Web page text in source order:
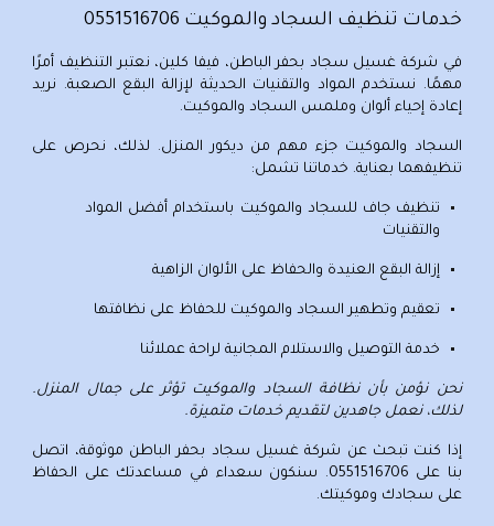
خدمات تنظيف السجاد والموكيت 0551516706
في شركة غسيل سجاد بحفر الباطن، فيفا كلين، نعتبر التنظيف أمرًا
مهمًا. نستخدم المواد والتقنيات الحديثة لإزالة البقع الصعبة. نريد
إعادة إحياء ألوان وملمس السجاد والموكيت.
السجاد والموكيت جزء مهم من ديكور المنزل. لذلك، نحرص على
تنظيفهما بعناية. خدماتنا تشمل:
تنظيف جاف للسجاد والموكيت باستخدام أفضل المواد
والتقنيات
إزالة البقع العنيدة والحفاظ على الألوان الزاهية
تعقيم وتطهير السجاد والموكيت للحفاظ على نظافتها
خدمة التوصيل والاستلام المجانية لراحة عملائنا
نحن نؤمن بأن نظافة السجاد والموكيت تؤثر على جمال المنزل.
لذلك، نعمل جاهدين لتقديم خدمات متميزة.
إذا كنت تبحث عن شركة غسيل سجاد بحفر الباطن موثوقة، اتصل
بنا على 0551516706. سنكون سعداء في مساعدتك على الحفاظ
على سجادك وموكيتك.